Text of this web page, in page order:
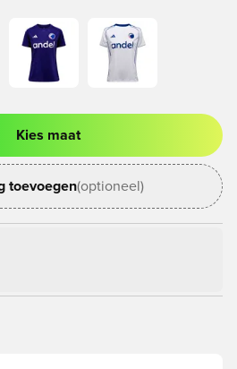
te loggen of je aan te melden als lid
Kies maat
toevoegen(optioneel)